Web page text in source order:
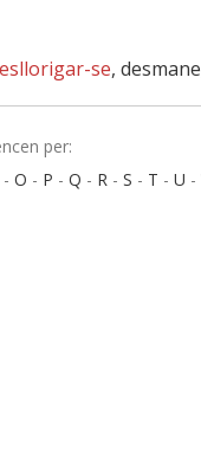
se,
per:
- O - P - Q - R - S - T - U -